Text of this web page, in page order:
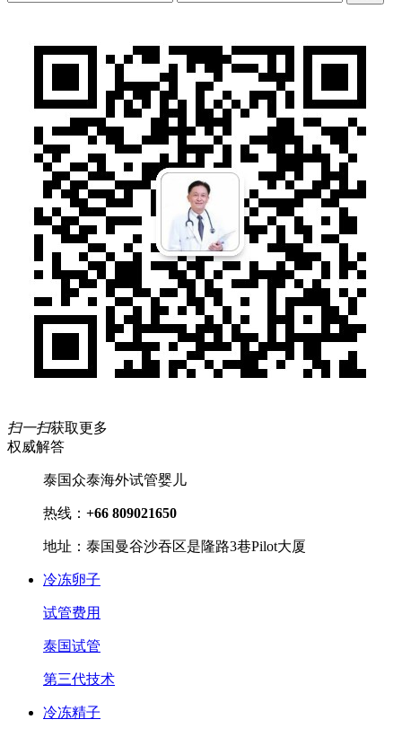
扫一扫获取更多
权威解答
泰国众泰海外试管婴儿
热线： +66 809021650
地址：泰国曼谷沙吞区是隆路3巷Pilot大厦
冷冻卵子
试管费用
泰国试管
第三代技术
冷冻精子